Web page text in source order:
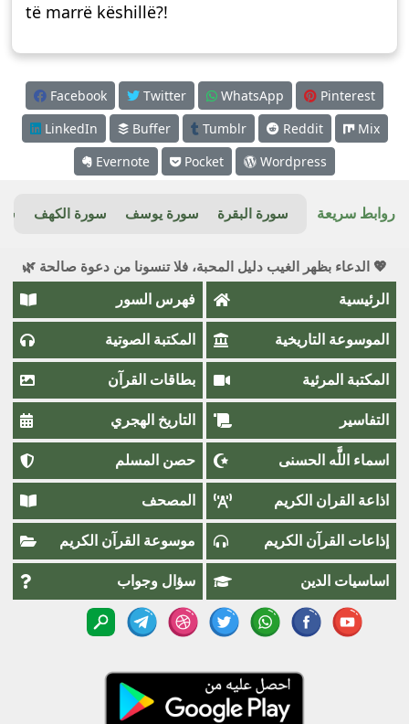
të marrë këshillë?!
Facebook Twitter WhatsApp
Pinterest
LinkedIn
Buffer Tumblr Reddit
Mix
Evernote
Pocket Wordpress
روابط سريعة سورة البقرة سورة يوسف سورة الكهف
💖 الدعاء بظهر الغيب دليل المحبة، فلا تنسونا من دعوة صالحة 🌿
الرئيسية فهرس السور
الموسوعة التاريخية المكتبة الصوتية
المكتبة المرئية بطاقات القرآن
التفاسير التاريخ الهجري
اسماء اللَّٰه الحسنى حصن المسلم
اذاعة القران الكريم المصحف
إذاعات القرآن الكريم موسوعة القرآن الكريم
اساسيات الدين سؤال وجواب